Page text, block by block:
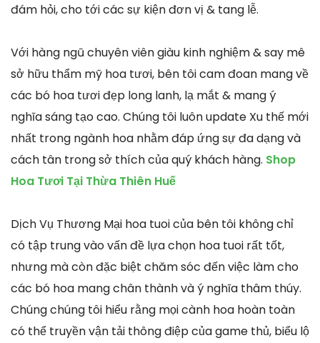
đám hỏi, cho tới các sự kiện đơn vị & tang lễ.
Với hàng ngũ chuyên viên giàu kinh nghiệm & say mê
sở hữu thẩm mỹ hoa tươi, bên tôi cam đoan mang về
các bó hoa tươi đẹp long lanh, lạ mắt & mang ý
nghĩa sáng tạo cao. Chúng tôi luôn update Xu thế mới
nhất trong ngành hoa nhằm đáp ứng sự đa dạng và
cách tân trong sở thích của quý khách hàng. Shop
Hoa Tươi Tại Thừa Thiên Huế
Dịch Vụ Thương Mại hoa tuoi của bên tôi không chỉ
có tập trung vào vấn đề lựa chọn hoa tuoi rất tốt,
nhưng mà còn đặc biệt chăm sóc đến việc làm cho
các bó hoa mang chân thành và ý nghĩa thâm thúy.
Chúng chúng tôi hiểu rằng mọi cành hoa hoàn toàn
có thể truyền vận tải thông điệp của game thủ, biểu lộ